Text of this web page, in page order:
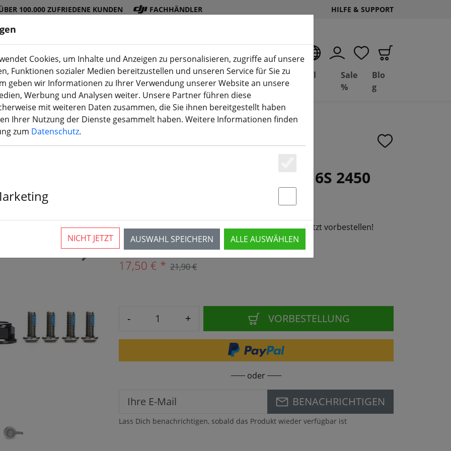
100.000 ZUFRIEDENE KUNDEN FACHHÄNDLER HILFE & SUPPORT
DJI
Shop
Akku
s
Propelle
r
Zubehö
r
3D
Druck(aktuelle Seite)
Deal
Depot
Basil
Sale
%
Blo
g
iFlight XING-E Pro 2306 4S 6S 2450
›
Vorraussichtlich ab 24.08.26 wieder lieferbar - jetzt vorbestellen!
17,50 € * 21,90 €
- + VORBESTELLUNG
oder
BENACHRICHTIGEN
Lass Dich benachrichtigen, sobald das Produkt wieder verfügbar ist
Cookies, um Inhalte und Anzeigen zu personalisieren, zugriffe auf unsere
Funktionen sozialer Medien bereitzustellen und unseren Service für Sie zu
geben wir Informationen zu Ihrer Verwendung unserer Website an unsere
Werbung und Analysen weiter. Unsere Partner führen diese
mit weiteren Daten zusammen, die Sie ihnen bereitgestellt haben
Ihrer Nutzung der Dienste gesammelt haben. Weitere Informationen finden
zum Datenschutz.
Essenziell
AUSWAHL SPEICHERN ALLE AUSWÄHLEN
NICHT JETZT